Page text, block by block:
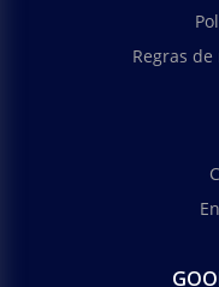
Regras